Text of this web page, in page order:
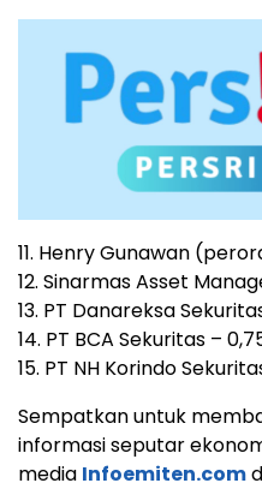
11. Henry Gunawan
12. Sinarmas Asset
13. PT Danareksa
14. PT BCA Sekuritas –
15. PT NH Korindo
Sempatkan untuk
informasi seputar
media Infoemiten.com